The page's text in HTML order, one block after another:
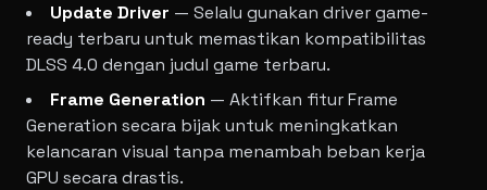
Update Driver — Selalu gunakan driver game-
ready terbaru untuk memastikan kompatibilitas
DLSS 4.0 dengan judul game terbaru.
Frame Generation — Aktifkan fitur Frame
Generation secara bijak untuk meningkatkan
kelancaran visual tanpa menambah beban kerja
GPU secara drastis.